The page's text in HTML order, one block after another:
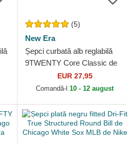
(5)
New Era
Șepci curbată alb reglabilă
9TWENTY Core Classic de
Chicago White Sox MLB de
New Era
EUR 27,95
Comandă-l 10 - 12 august